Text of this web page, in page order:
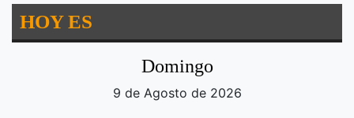
HOY ES
Domingo
9 de Agosto de 2026